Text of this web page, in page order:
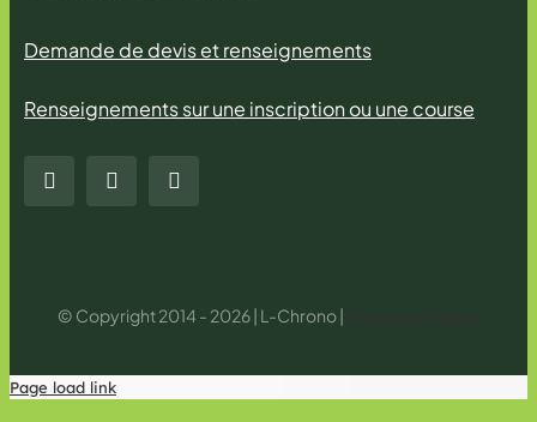
Demande de devis et renseignements
Renseignements sur une inscription ou une course
© Copyright 2014 - 2026 | L-Chrono |
Page load link